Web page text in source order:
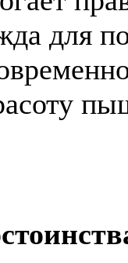
для